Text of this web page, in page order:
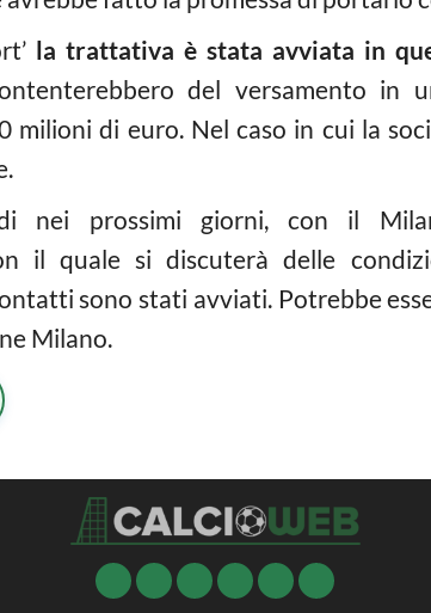
la trattativa è stata avviata in
del versamento in
milioni di euro. Nel caso in cui la
nei prossimi giorni, con il
il quale si discuterà delle
sono stati avviati. Potrebbe
Milano.